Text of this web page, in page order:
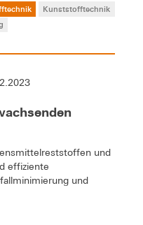
Kunststofftechnik
und
effiziente
und